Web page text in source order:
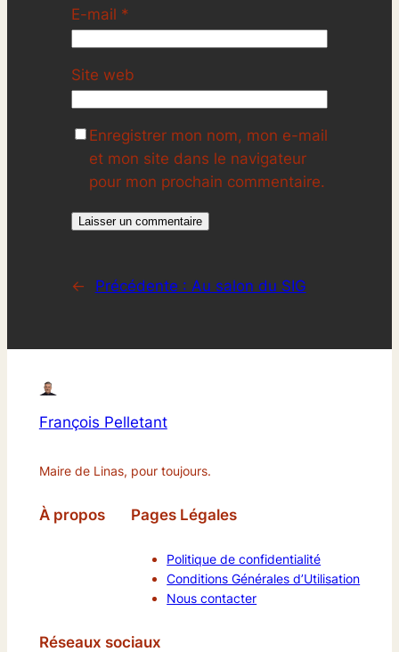
E-mail *
Site web
Enregistrer mon nom, mon e-mail
et mon site dans le navigateur
pour mon prochain commentaire.
← Précédente : Au salon du SIG
François Pelletant
Maire de Linas, pour toujours.
À propos Pages Légales
Politique de confidentialité
Conditions Générales d’Utilisation
Nous contacter
Réseaux sociaux